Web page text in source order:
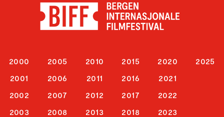
2000
2001
2002
2003
2005
2006
2007
2008
2010
2011
2012
2013
2015
2016
2017
2018
2020
2021
2022
2023
2025